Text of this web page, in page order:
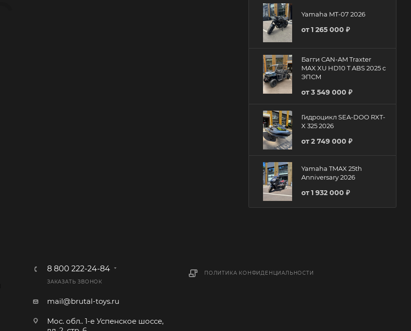
Yamaha MT-07 2026
от1 265 000 ₽
Багги CAN-AM Traxter
MAX XU HD10 T ABS 2025 с
ЭПСМ
от3 549 000 ₽
Гидроцикл SEA-DOO RXT-
X 325 2026
от2 749 000 ₽
Yamaha TMAX 25th
Anniversary 2026
от1 932 000 ₽
8 800 222-24-84
ЗАКАЗАТЬ ЗВОНОК
mail@brutal-toys.ru
Мос. обл.. 1-е Успенское шоссе,
ПОЛИТИКА КОНФИДЕНЦИАЛЬНОСТИ